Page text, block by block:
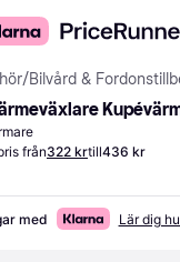
/Bilvård &
från322 krtill436 kr
med Lär dig